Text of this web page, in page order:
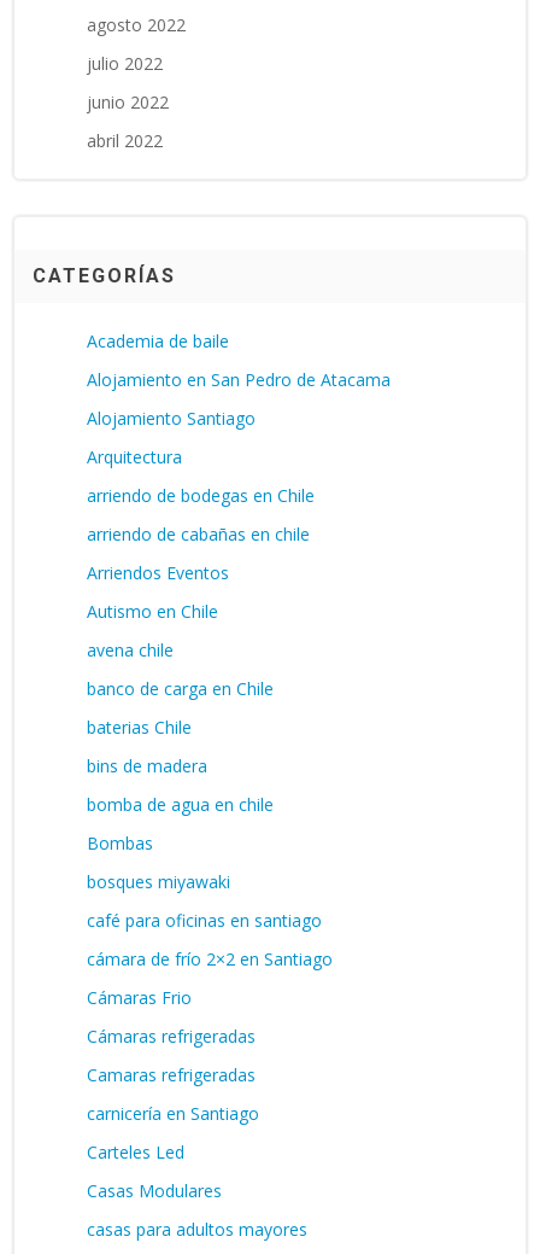
agosto 2022
julio 2022
junio 2022
abril 2022
CATEGORÍAS
Academia de baile
Alojamiento en San Pedro de Atacama
Alojamiento Santiago
Arquitectura
arriendo de bodegas en Chile
arriendo de cabañas en chile
Arriendos Eventos
Autismo en Chile
avena chile
banco de carga en Chile
baterias Chile
bins de madera
bomba de agua en chile
Bombas
bosques miyawaki
café para oficinas en santiago
cámara de frío 2×2 en Santiago
Cámaras Frio
Cámaras refrigeradas
Camaras refrigeradas
carnicería en Santiago
Carteles Led
Casas Modulares
casas para adultos mayores